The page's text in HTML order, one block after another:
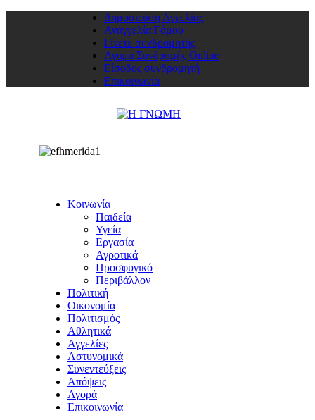
Δημοσιεύση Αγγελίας
Αναγγελία Γάμου
Γίνετε συνδρομητής
Αγορά Συνδρομής Online
Είσοδος συνδρομητή
Επικοινωνία
Κοινωνία
Παιδεία
Υγεία
Εργασία
Αγροτικά
Προσφυγικό
Περιβάλλον
Πολιτική
Οικονομία
Πολιτισμός
Αθλητικά
Αγγελίες
Αστυνομικά
Συνεντεύξεις
Απόψεις
Αγορά
Επικοινωνία